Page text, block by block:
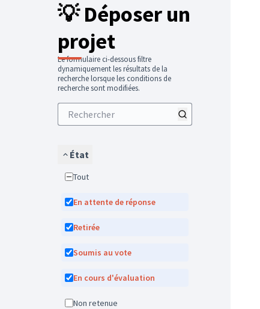
💡 Déposer un
projet
Le formulaire ci-dessous filtre
dynamiquement les résultats de la
recherche lorsque les conditions de
recherche sont modifiées.
État
Tout
En attente de réponse
Retirée
Soumis au vote
En cours d'évaluation
Non retenue